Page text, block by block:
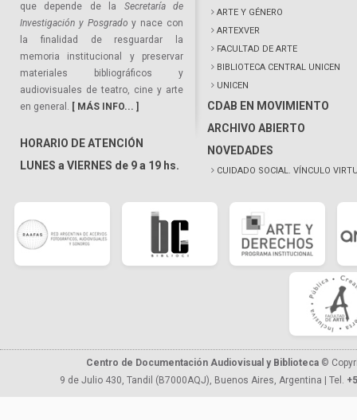
que depende de la Secretaría de
Investigación y Posgrado y nace con
la finalidad de resguardar la
memoria institucional y preservar
materiales bibliográficos y
audiovisuales de teatro, cine y arte
en general. [ MÁS INFO... ]
HORARIO DE ATENCIÓN
LUNES a VIERNES de 9 a 19 hs.
ARTE Y GÉNERO
ARTEXVER
FACULTAD DE ARTE
BIBLIOTECA CENTRAL UNICEN
UNICEN
CDAB EN MOVIMIENTO
ARCHIVO ABIERTO
NOVEDADES
CUIDADO SOCIAL. VÍNCULO
Centro de Documentación Audiovisual y Biblioteca ©
9 de Julio 430, Tandil (B7000AQJ), Buenos Aires, Argentina | Tel.